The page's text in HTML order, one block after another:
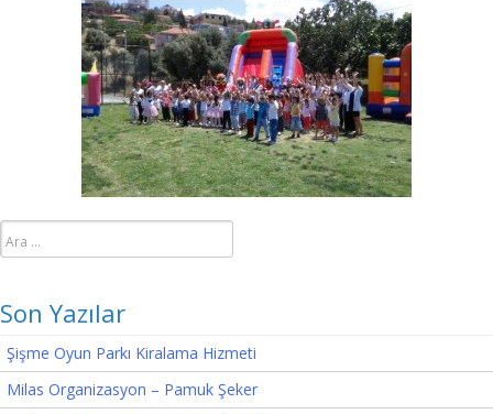
Arama:
Son Yazılar
Şişme Oyun Parkı Kiralama Hizmeti
Milas Organizasyon – Pamuk Şeker